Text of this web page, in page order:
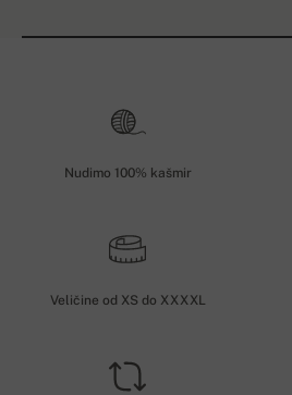
Nudimo 100% kašmir
Veličine od XS do XXXXL